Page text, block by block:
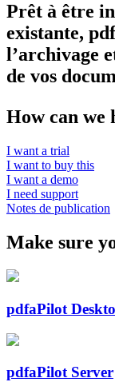
Prêt à être
existante,
l’archivage
de vos
How can we
I want a trial
I want to buy this
I want a demo
I need support
Notes de publication
Make sure
pdfaPilot
pdfaPilot Server